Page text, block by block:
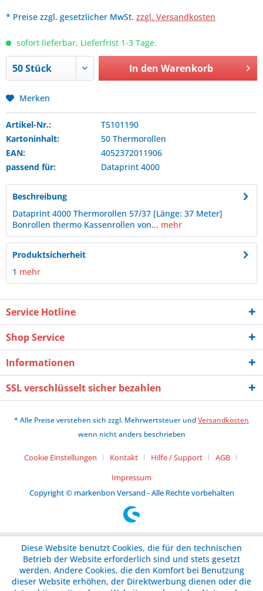
* Preise zzgl. gesetzlicher MwSt. zzgl. Versandkosten
sofort lieferbar, Lieferfrist 1-3 Tage.
In den Warenkorb
Merken
Artikel-Nr.:
T5101190
Kartoninhalt:
50 Thermorollen
EAN:
4052372011906
passend für:
Dataprint 4000
Beschreibung
Dataprint 4000 Thermorollen 57/37 [Länge: 37 Meter]
Bonrollen thermo Kassenrollen von... mehr
Produktsicherheit
1 mehr
Service Hotline
Shop Service
Informationen
SSL verschlüsselt sicher bezahlen
* Alle Preise verstehen sich zzgl. Mehrwertsteuer undVersandkosten
wenn nicht anders beschrieben
Cookie Einstellungen Kontakt Hilfe / Support
AGB
Impressum
Copyright © markenbon Versand - Alle Rechte vorbehalten
Diese Website benutzt Cookies, die für den technischen
Betrieb der Website erforderlich sind und stets gesetzt
werden. Andere Cookies, die den Komfort bei Benutzung
dieser Website erhöhen, der Direktwerbung dienen oder die